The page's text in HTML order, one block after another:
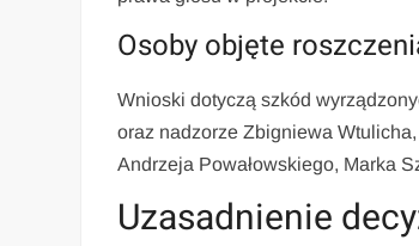
Osoby objęte
Wnioski dotyczą szkód
oraz nadzorze Zbigniewa
Andrzeja Powałowskiego, Marka
Uzasadnienie